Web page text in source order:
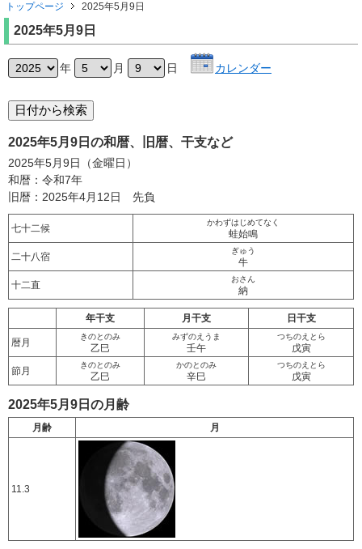
トップページ 2025年5月9日
2025年5月9日
年 月 日 カレンダー
2025年5月9日の和暦、旧暦、干支など
2025年5月9日（金曜日）
和暦：令和7年
旧暦：2025年4月12日 先負
七十二候
かわずはじめてなく
蛙始鳴
二十八宿
ぎゅう
牛
十二直
おさん
納
年干支 月干支 日干支
暦月
きのとのみ
乙巳
みずのえうま
壬午
つちのえとら
戊寅
節月
きのとのみ
乙巳
かのとのみ
辛巳
つちのえとら
戊寅
2025年5月9日の月齢
月齢 月
11.3